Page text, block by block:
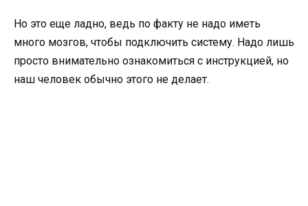
Но это еще ладно, ведь по факту не надо иметь
много мозгов, чтобы подключить систему. Надо лишь
просто внимательно ознакомиться с инструкцией, но
наш человек обычно этого не делает.